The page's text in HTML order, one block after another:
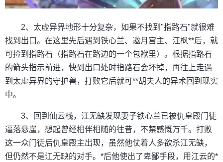
2、太虚异界地形十分复杂，如果不找到"指路石"就很难
找到出口。在这里先后遇到铁心兰、邀月宫主、江枫**后，就
可捡到指路石（指路石在路边的一个包袱里）。根据指路石
的箭头指示前进，快到出口处时指路石会坏掉，再往上走遇
到太虚异界的守护兽，打败它后就可**胡夫人的异术回到现实
中。
3、回到仙云栈，江无缺发现妻子铁心兰已被仇皇殿门徒
逼落悬崖，想起曾经相伴相随的往昔，不禁感慨万千。打败
这一众门徒后仇皇殿主出现，虽然他仗着人多欲杀江无缺，
但仍然不是江无缺的对手。*后他使出了卑鄙手段，用江云的*